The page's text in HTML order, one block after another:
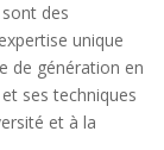
des
unique
de génération en
ses techniques
et à la